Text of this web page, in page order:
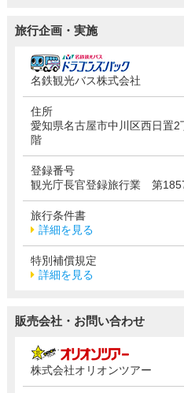
旅行企画・実施
名鉄観光バス株式会社
住所
愛知県名古屋市中川区西日置
階
登録番号
観光庁長官登録旅行業 第
旅行条件書
詳細を見る
特別補償規定
詳細を見る
販売会社・お問い合わせ
株式会社オリオンツアー